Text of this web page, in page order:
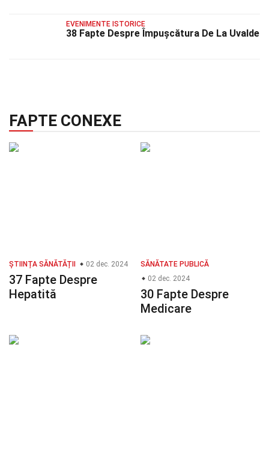
EVENIMENTE ISTORICE
38 Fapte Despre Împușcătura De La Uvalde
FAPTE CONEXE
ȘTIINȚA SĂNĂTĂȚII 02 dec. 2024
37 Fapte Despre
Hepatită
SĂNĂTATE PUBLICĂ
02 dec. 2024
30 Fapte Despre
Medicare